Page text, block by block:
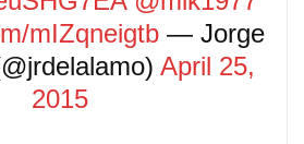
mIZqneigtb— Jorge
April 25,
2015